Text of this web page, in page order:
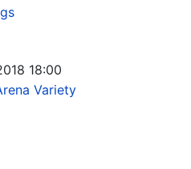
18:00
Variety